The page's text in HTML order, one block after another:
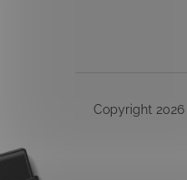
Copyright 2026